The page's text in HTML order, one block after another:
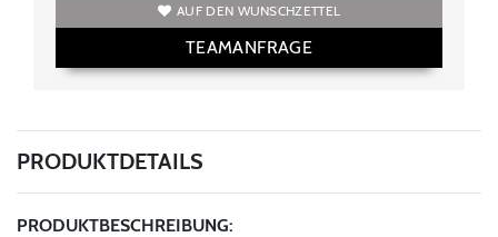
AUF DEN WUNSCHZETTEL
TEAMANFRAGE
PRODUKTDETAILS
PRODUKTBESCHREIBUNG: